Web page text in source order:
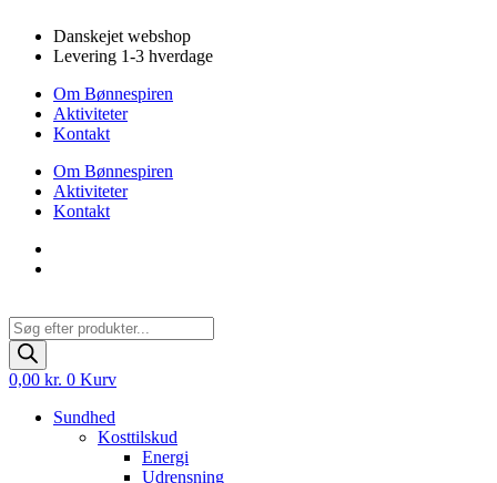
indhold
Danskejet webshop
Levering 1-3 hverdage
Om Bønnespiren
Aktiviteter
Kontakt
Om Bønnespiren
Aktiviteter
Kontakt
Products
search
0,00 kr. 0 Kurv
Sundhed
Kosttilskud
Energi
Udrensning